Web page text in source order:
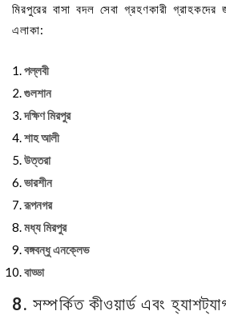
মিরপুরের বাসা বদল সেবা গ্রহণকারী গ্রাহকদের
এলাকা:
পল্লবী
গুলশান
দক্ষিণ মিরপুর
শাহ আলী
উত্তরা
ভারশীন
রূপনগর
মধ্য মিরপুর
বঙ্গবন্ধু এনক্লেভ
বাড্ডা
8. সম্পর্কিত কীওয়ার্ড এবং